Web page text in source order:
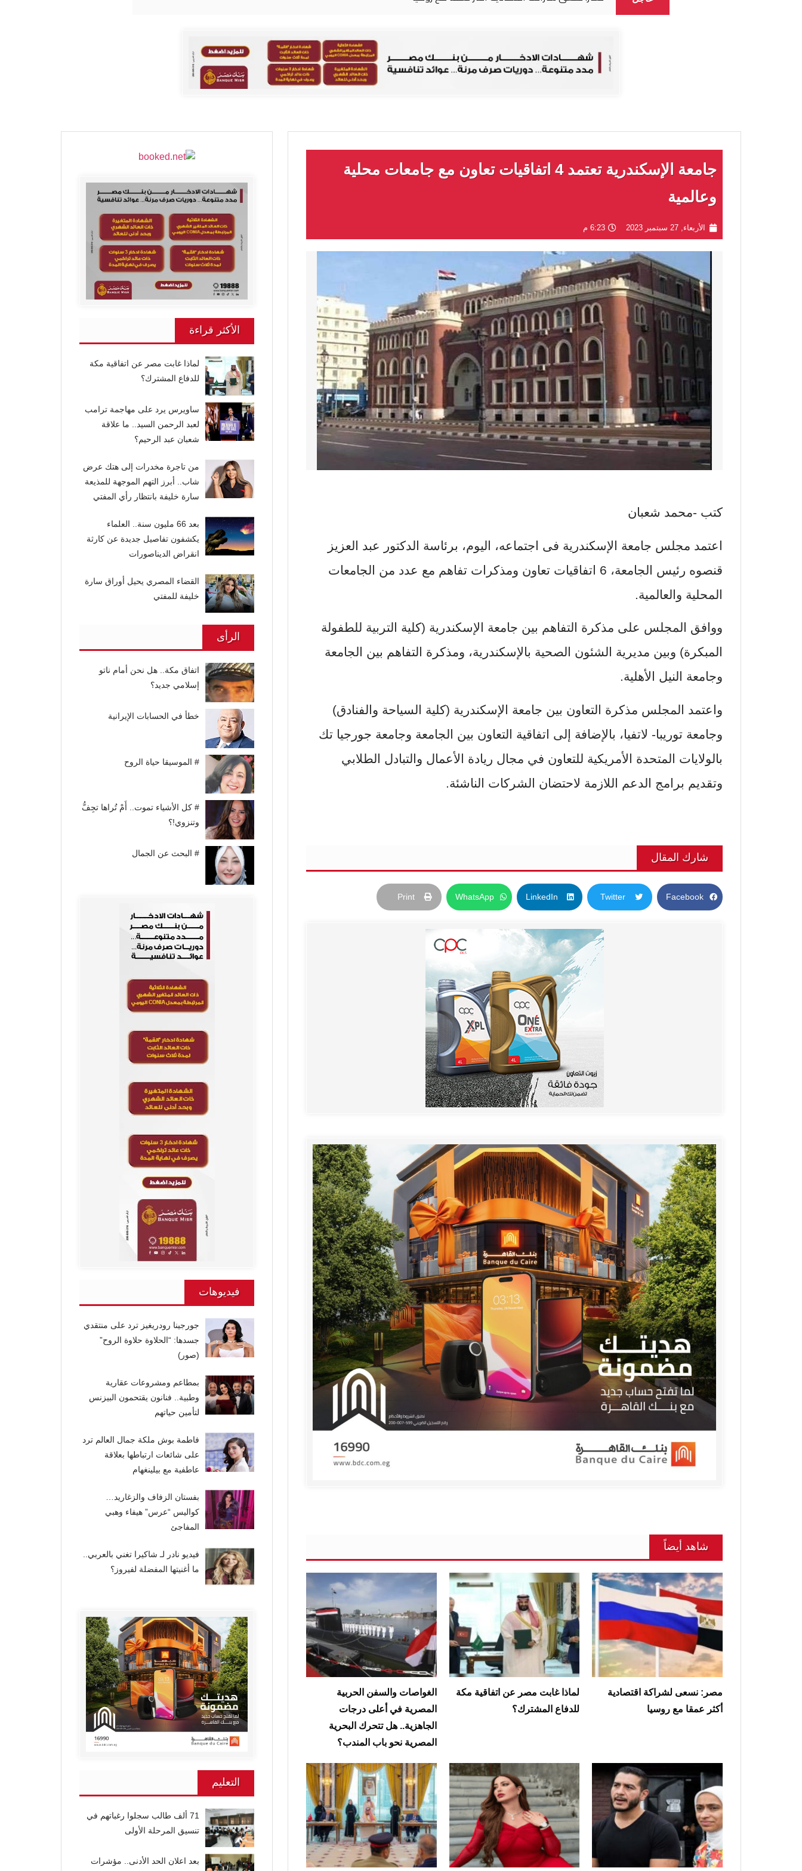
جامعة الإسكندرية تعتمد 4 اتفاقيات تعاون مع جامعات محلية
وعالمية
الأربعاء, 27 سبتمبر 2023 6:23 م
كتب -محمد شعبان
اعتمد مجلس جامعة الإسكندرية فى اجتماعه، اليوم، برئاسة الدكتور عبد العزيز
قنصوه رئيس الجامعة، 6 اتفاقيات تعاون ومذكرات تفاهم مع عدد من الجامعات
المحلية والعالمية.
ووافق المجلس على مذكرة التفاهم بين جامعة الإسكندرية (كلية التربية للطفولة
المبكرة) وبين مديرية الشئون الصحية بالإسكندرية، ومذكرة التفاهم بين الجامعة
وجامعة النيل الأهلية.
واعتمد المجلس مذكرة التعاون بين جامعة الإسكندرية (كلية السياحة والفنادق)
وجامعة توريبا- لاتفيا، بالإضافة إلى اتفاقية التعاون بين الجامعة وجامعة جورجيا تك
بالولايات المتحدة الأمريكية للتعاون في مجال ريادة الأعمال والتبادل الطلابي
وتقديم برامج الدعم اللازمة لاحتضان الشركات الناشئة.
شارك المقال
Facebook
Twitter
LinkedIn
WhatsApp
Print
شاهد أيضاً
مصر: نسعى لشراكة اقتصادية
أكثر عمقا مع روسيا
لماذا غابت مصر عن اتفاقية مكة
للدفاع المشترك؟
الغواصات والسفن الحربية
المصرية في أعلى درجات
الجاهزية.. هل تتحرك البحرية
المصرية نحو باب المندب؟
الأكثر قراءة
لماذا غابت مصر عن اتفاقية مكة
للدفاع المشترك؟
ساويرس يرد على مهاجمة ترامب
لعبد الرحمن السيد.. ما علاقة
شعبان عبد الرحيم؟
من تاجرة مخدرات إلى هتك عرض
شاب.. أبرز التهم الموجهة للمذيعة
سارة خليفة بانتظار رأي المفتي
بعد 66 مليون سنة.. العلماء
يكشفون تفاصيل جديدة عن كارثة
انقراض الديناصورات
القضاء المصري يحيل أوراق سارة
خليفة للمفتي
الرأى
اتفاق مكة.. هل نحن أمام ناتو
إسلامي جديد؟
خطأ في الحسابات الإيرانية
# الموسيقا حياة الروح
# كل الأشياء تموت.. أَمْ تُراها تجِفُّ
وتنزوي!؟
# البحث عن الجمال
فيديوهات
جورجينا رودريغيز ترد على منتقدي
جسدها: “الحلاوة حلاوة الروح”
(صور)
بمطاعم ومشروعات عقارية
وطبية.. فنانون يقتحمون البيزنس
لتأمين حياتهم
فاطمة بوش ملكة جمال العالم ترد
على شائعات ارتباطها بعلاقة
عاطفية مع بيلينغهام
بفستان الزفاف والزغاريد…
كواليس “عرس” هيفاء وهبي
المفاجئ
فيديو نادر لـ شاكيرا تغني بالعربي..
ما أغنيتها المفضلة لفيروز؟
التعليم
71 ألف طالب سجلوا رغباتهم في
تنسيق المرحلة الأولى
بعد اعلان الحد الأدنى.. مؤشرات